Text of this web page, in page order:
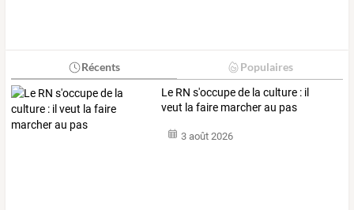
Récents Populaires
Le RN s'occupe de la culture : il
veut la faire marcher au pas
3 août 2026